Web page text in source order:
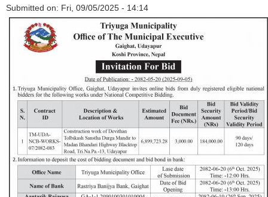
Submitted on: Fri, 09/05/2025 - 14:14